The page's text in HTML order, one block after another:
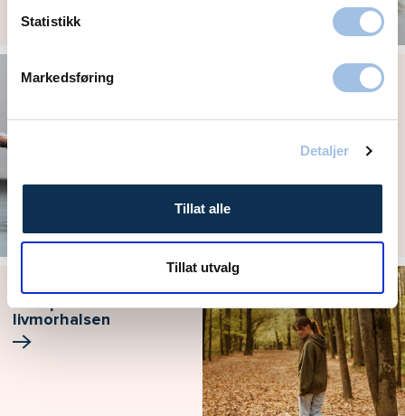
Statistikk
Markedsføring
Detaljer
Tillat alle
Tillat utvalg
Noen plager skal man
Alle kvinner bør ta
celleprøve fra
livmorhalsen